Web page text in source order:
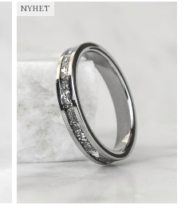
NYHET